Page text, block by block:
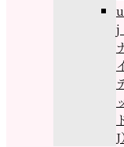
j
イ
J